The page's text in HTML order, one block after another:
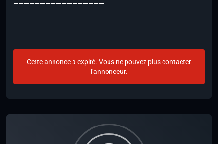
—————————————————
Cette annonce a expiré. Vous ne pouvez plus contacter
l'annonceur.